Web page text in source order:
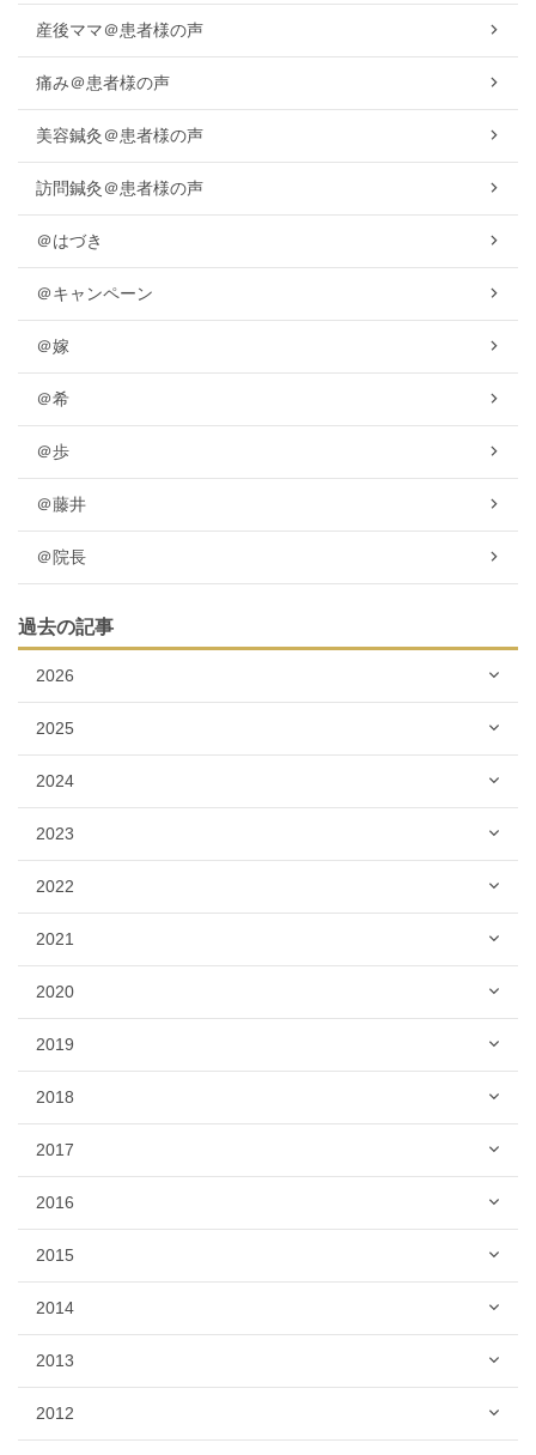
産後ママ＠患者様の声
痛み＠患者様の声
美容鍼灸＠患者様の声
訪問鍼灸＠患者様の声
＠はづき
＠キャンペーン
＠嫁
＠希
＠歩
＠藤井
＠院長
過去の記事
2026
2025
2024
2023
2022
2021
2020
2019
2018
2017
2016
2015
2014
2013
2012